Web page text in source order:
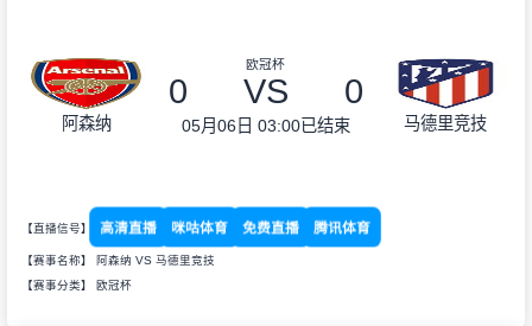
阿森纳
欧冠杯
0 VS 0
05月06日 03:00已结束 马德里竞技
【直播信号】 高清直播 咪咕体育 免费直播 腾讯体育
【赛事名称】 阿森纳 VS 马德里竞技
【赛事分类】 欧冠杯